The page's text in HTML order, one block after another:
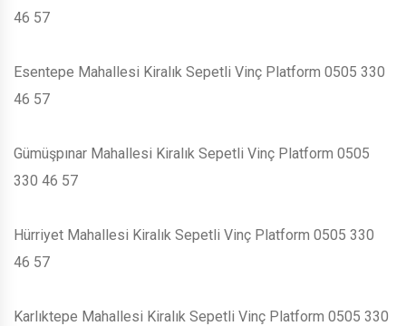
46 57
Esentepe Mahallesi Kiralık Sepetli Vinç Platform 0505 330
46 57
Gümüşpınar Mahallesi Kiralık Sepetli Vinç Platform 0505
330 46 57
Hürriyet Mahallesi Kiralık Sepetli Vinç Platform 0505 330
46 57
Karlıktepe Mahallesi Kiralık Sepetli Vinç Platform 0505 330